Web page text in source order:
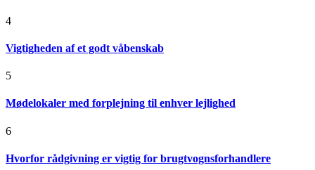
4
Vigtigheden af et godt våbenskab
5
Mødelokaler med forplejning til enhver lejlighed
6
Hvorfor rådgivning er vigtig for brugtvognsforhandlere